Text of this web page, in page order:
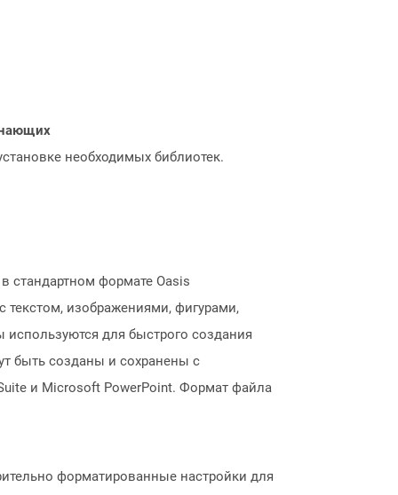
необходимых библиотек.
формате Oasis
изображениями, фигурами,
для быстрого создания
быть созданы и сохранены с
и Microsoft PowerPoint. Формат файла
форматированные настройки для